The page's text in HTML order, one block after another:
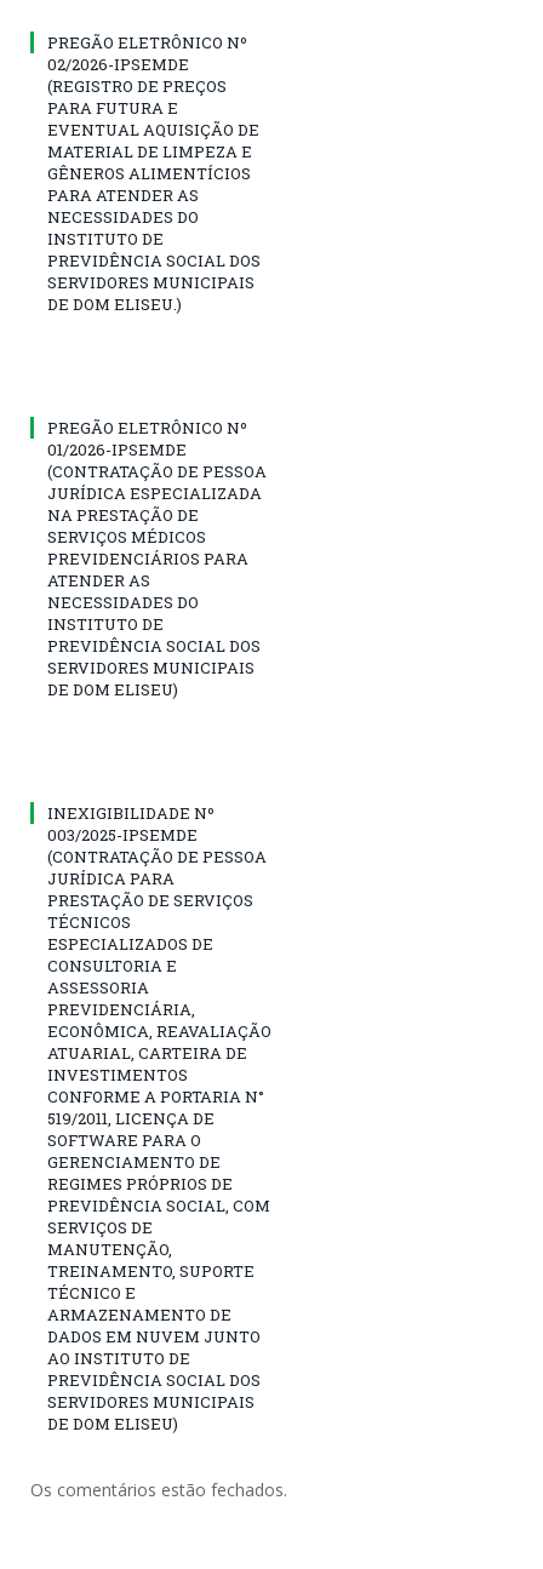
PREGÃO ELETRÔNICO Nº
02/2026-IPSEMDE
(REGISTRO DE PREÇOS
PARA FUTURA E
EVENTUAL AQUISIÇÃO DE
MATERIAL DE LIMPEZA E
GÊNEROS ALIMENTÍCIOS
PARA ATENDER AS
NECESSIDADES DO
INSTITUTO DE
PREVIDÊNCIA SOCIAL DOS
SERVIDORES MUNICIPAIS
DE DOM ELISEU.)
PREGÃO ELETRÔNICO Nº
01/2026-IPSEMDE
(CONTRATAÇÃO DE PESSOA
JURÍDICA ESPECIALIZADA
NA PRESTAÇÃO DE
SERVIÇOS MÉDICOS
PREVIDENCIÁRIOS PARA
ATENDER AS
NECESSIDADES DO
INSTITUTO DE
PREVIDÊNCIA SOCIAL DOS
SERVIDORES MUNICIPAIS
DE DOM ELISEU)
INEXIGIBILIDADE Nº
003/2025-IPSEMDE
(CONTRATAÇÃO DE PESSOA
JURÍDICA PARA
PRESTAÇÃO DE SERVIÇOS
TÉCNICOS
ESPECIALIZADOS DE
CONSULTORIA E
ASSESSORIA
PREVIDENCIÁRIA,
ECONÔMICA, REAVALIAÇÃO
ATUARIAL, CARTEIRA DE
INVESTIMENTOS
CONFORME A PORTARIA N°
519/2011, LICENÇA DE
SOFTWARE PARA O
GERENCIAMENTO DE
REGIMES PRÓPRIOS DE
PREVIDÊNCIA SOCIAL, COM
SERVIÇOS DE
MANUTENÇÃO,
TREINAMENTO, SUPORTE
TÉCNICO E
ARMAZENAMENTO DE
DADOS EM NUVEM JUNTO
AO INSTITUTO DE
PREVIDÊNCIA SOCIAL DOS
SERVIDORES MUNICIPAIS
DE DOM ELISEU)
Os comentários estão fechados.